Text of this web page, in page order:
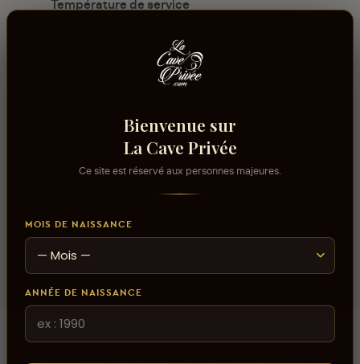
Température de service
Volume alcool
Domaine
Domaine Kientzler
Bienvenue sur
La Cave Privée
Ce site est réservé aux personnes majeures.
MOIS DE NAISSANCE
ANNÉE DE NAISSANCE